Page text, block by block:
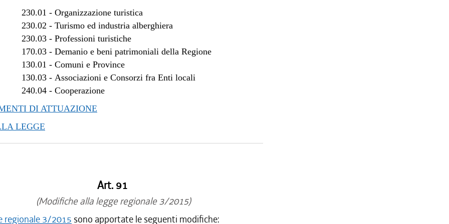
al 28/03/2018
2017 al 04/01/2018
2017 al 10/11/2017
2017 al 08/11/2017
2017 al 09/08/2017
2017 al 17/05/2017
2017 al 14/04/2017
al 08/01/2017
230.01 -Organizzazione turistica
230.02 -Turismo ed industria alberghiera
230.03 -Professioni turistiche
170.03 -Demanio e beni patrimoniali della Regione
130.01 -Comuni e Province
130.03 -Associazioni e Consorzi fra Enti locali
240.04 -Cooperazione
DI ATTUAZIONE
LEGGE
Art. 91
(Modifiche alla legge regionale 3/2015)
regionale 3/2015 sono apportate le seguenti modifiche: